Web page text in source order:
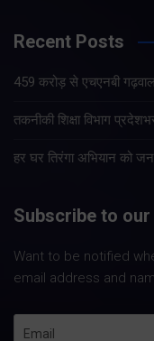
Recent Posts
459 करोड़ से एचएनबी
तकनीकी शिक्षा विभाग
हर घर तिरंगा अभियान को
Subscribe to
Want to be notified
email address and